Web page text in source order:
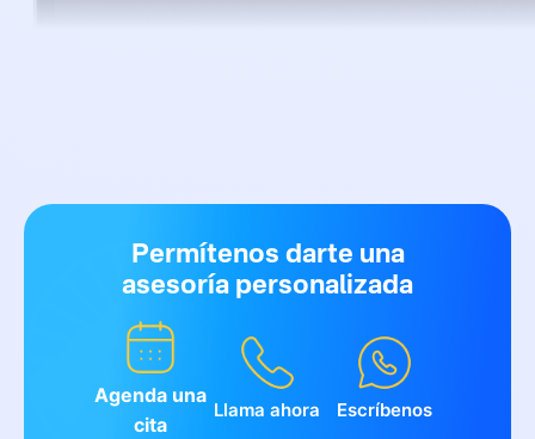
Permítenos darte una
asesoría personalizada
Agenda una
cita
Llama ahora Escríbenos